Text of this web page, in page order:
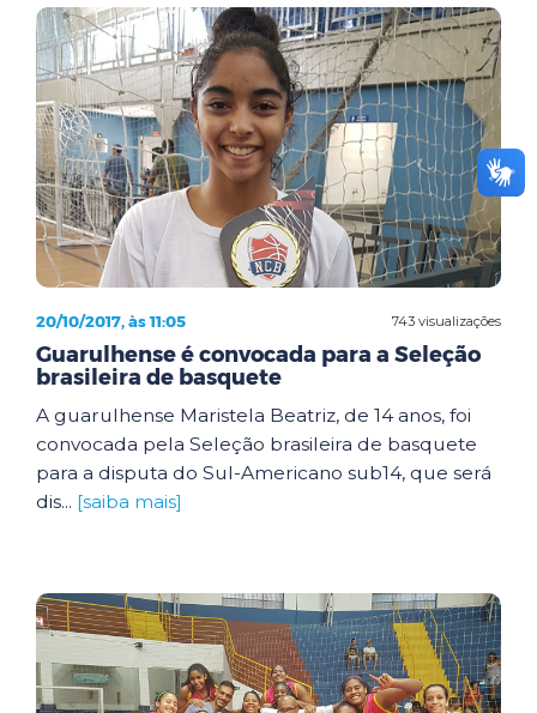
743 visualizações
20/10/2017, às 11:05
Guarulhense é convocada para a Seleção
brasileira de basquete
A guarulhense Maristela Beatriz, de 14 anos, foi
convocada pela Seleção brasileira de basquete
para a disputa do Sul-Americano sub14, que será
dis... [saiba mais]